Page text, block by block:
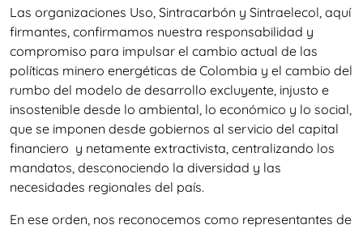
Las organizaciones Uso, Sintracarbón y Sintraelecol, aquí
firmantes, confirmamos nuestra responsabilidad y
compromiso para impulsar el cambio actual de las
políticas minero energéticas de Colombia y el cambio del
rumbo del modelo de desarrollo excluyente, injusto e
insostenible desde lo ambiental, lo económico y lo social,
que se imponen desde gobiernos al servicio del capital
financiero y netamente extractivista, centralizando los
mandatos, desconociendo la diversidad y las
necesidades regionales del país.
En ese orden, nos reconocemos como representantes de